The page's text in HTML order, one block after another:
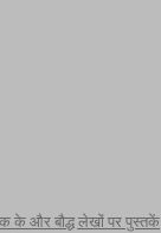
के और बौद्ध लेखों पर पुस्तकें